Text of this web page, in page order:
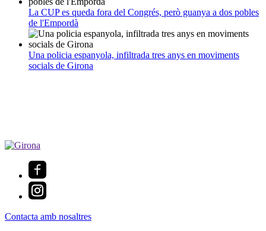
La CUP es queda fora del Congrés, però guanya a dos pobles
de l'Empordà
Una policia espanyola, infiltrada tres anys en moviments
socials de Girona
Contacta amb nosaltres